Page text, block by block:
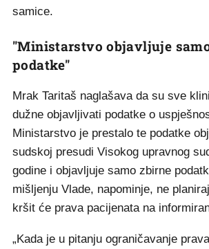
samice.
"Ministarstvo objavljuje
podatke"
Mrak Taritaš naglašava da su sve
dužne objavljivati podatke o
Ministarstvo je prestalo te podatke
sudskoj presudi Visokog upravnog
godine i objavljuje samo zbirne
mišljenju Vlade, napominje, ne
kršit će prava pacijenata na
„Kada je u pitanju ograničavanje